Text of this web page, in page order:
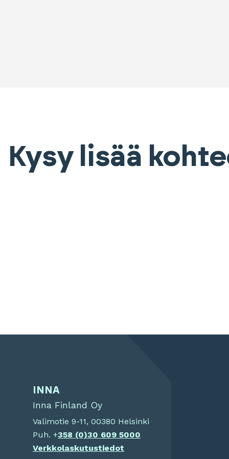
Kysy lisää
INNA
Inna Finland Oy
Valimotie 9-11, 00380 Helsinki
Puh. +358 (0)30 609 5000
Verkkolaskutustiedot